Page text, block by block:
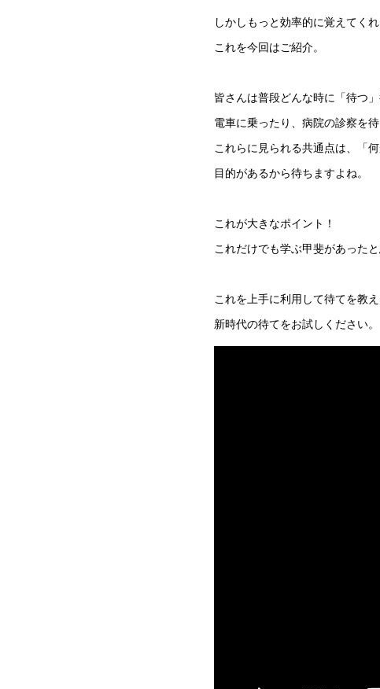
しかしもっと効率的に覚えてく
これを今回はご紹介。
皆さんは普段どんな時に「待つ
電車に乗ったり、病院の診察を
これらに見られる共通点は、「
目的があるから待ちますよね。
これが大きなポイント！
これだけでも学ぶ甲斐があったと
これを上手に利用して待てを教
新時代の待てをお試しください。